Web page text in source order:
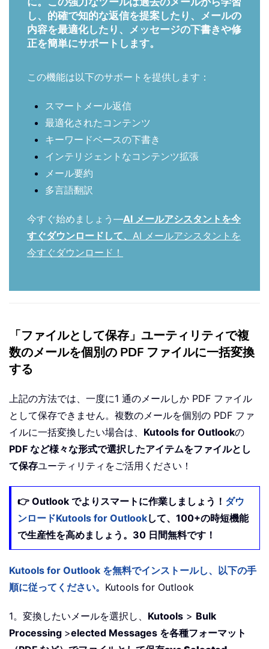
し、的確で知的な返信を提案したり、メールの
内容を最適化したり、メッセージの下書きや修
正を簡単にサポートします。
この機能は以下のサポートを提供します：
スマートメール返信
最適化されたコンテンツ
キーワードベースの下書き
インテリジェントなコンテンツ拡張
メール要約
多言語翻訳
今すぐ始めましょう—AI メールアシスタントを今
すぐダウンロードして、 AI メールアシスタントを
今すぐダウンロード！
「ファイルとして保存」ユーティリティで複
数のメールを個別の PDF ファイルに一括変換
する
上記の方法では、一度に1 通のメールしか PDF ファイル
として保存できません。複数のメールを個別の PDF ファ
イルに一括変換したい場合は、 Kutools for Outlookの
PDF など様々な形式で選択したアイテムをファイルとし
て保存ユーティリティをご活用ください！
👉 Outlook でよりスマートに作業しましょう！ ダウ
ンロードKutools for Outlookして、100+の時短機能
で生産性を高めましょう。30 日間無料です！
Kutools for Outlook を無料でインストールし、以下の手
順に従ってください。 Kutools for Outlook
1。変換したいメールを選択し、 Kutools > Bulk
Processing >elected Messages を各種フォーマット